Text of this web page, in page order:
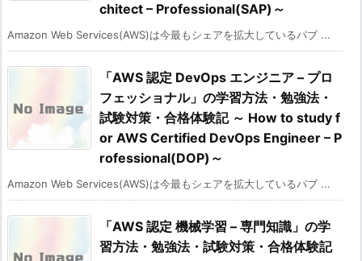
chitect – Professional(SAP)～
Amazon Web Services(AWS)は今最もシェアを拡大しているパブ ...
「AWS 認定 DevOps エンジニア – プロ
フェッショナル」の学習方法・勉強法・
試験対策・合格体験記 ～ How to study f
or AWS Certified DevOps Engineer – P
rofessional(DOP)～
Amazon Web Services(AWS)は今最もシェアを拡大しているパブ ...
「AWS 認定 機械学習 – 専門知識」の学
習方法・勉強法・試験対策・合格体験記